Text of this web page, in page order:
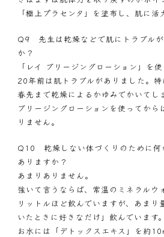
「極上プラセンタ 」を塗布し、肌に活
Q9 先生は乾燥などで肌にトラブル
か？
「レイ ブリージングローション」を
20年前は肌トラブルがありました。
春先まで乾燥によるかゆみでかいてし
ブリージングローションを使ってから
りません。
Q10 乾燥しない体づくりのために何
ありますか？
あまりありません。
強いて言うならば、常温のミネラル
リットルほど飲んでいますが、あまり
いたときに好きなだけ」飲んでいます。
お水には「 デトックスエキス 」を約